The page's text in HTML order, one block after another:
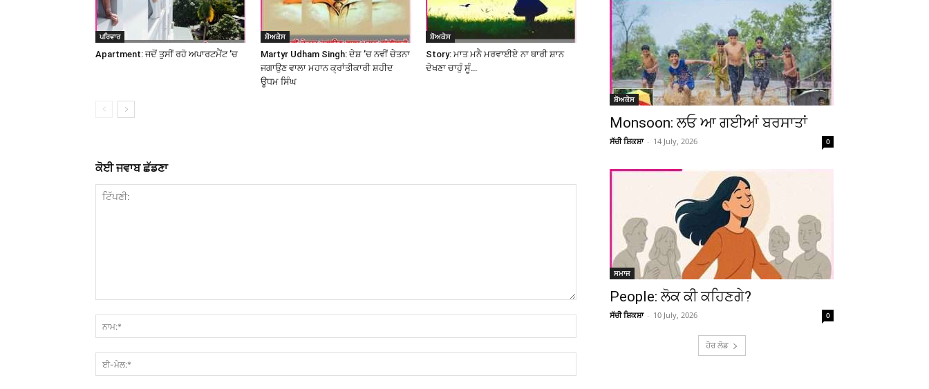
ਪਰਿਵਾਰ
Apartment: ਜਦੋਂ ਤੁਸੀਂ ਰਹੋ ਅਪਾਰਟਮੈਂਟ ’ਚ
ਸ਼ੋਅਕੇਸ
Martyr Udham Singh: ਦੇਸ਼ ’ਚ ਨਵੀਂ ਚੇਤਨਾ
ਜਗਾਉਣ ਵਾਲਾ ਮਹਾਨ ਕ੍ਰਾਂਤੀਕਾਰੀ ਸ਼ਹੀਦ
ਊਧਮ ਸਿੰਘ
ਸ਼ੋਅਕੇਸ
Story: ਮਾਤ ਮਨੈ ਮਰਵਾਈਏ ਨਾ ਥਾਰੀ ਸ਼ਾਨ
ਦੇਖਣਾ ਚਾਹੁੰ ਸੂੰ…
ਕੋਈ ਜਵਾਬ ਛੱਡਣਾ
ਸ਼ੋਅਕੇਸ
Monsoon: ਲਓ ਆ ਗਈਆਂ ਬਰਸਾਤਾਂ
ਸੱਚੀ ਸ਼ਿਕਸ਼ਾ - 14 July, 2026 0
ਸਮਾਜ
People: ਲੋਕ ਕੀ ਕਹਿਣਗੇ?
ਸੱਚੀ ਸ਼ਿਕਸ਼ਾ - 10 July, 2026 0
ਹੋਰ ਲੋਡ